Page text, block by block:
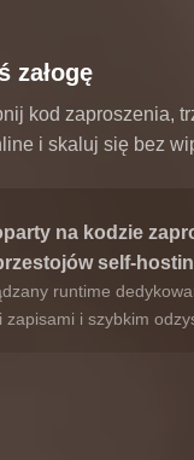
załogę
kod zaproszenia,
i skaluj się bez
na kodzie
self-
runtime
zapisami i szybkim